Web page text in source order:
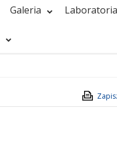
Galeria